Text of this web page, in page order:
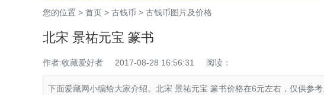
您的位置 > 首页 > 古钱币 > 古钱币图片及价格
北宋 景祐元宝 篆书
作者:收藏爱好者 2017-08-28 16:56:31 阅读：
下面爱藏网小编给大家介绍。北宋 景祐元宝 篆书价格在6元左右，仅供参考